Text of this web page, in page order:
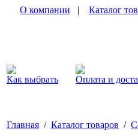
О компании | Каталог
Как выбрать Оплата и
Главная / Каталог товаров /